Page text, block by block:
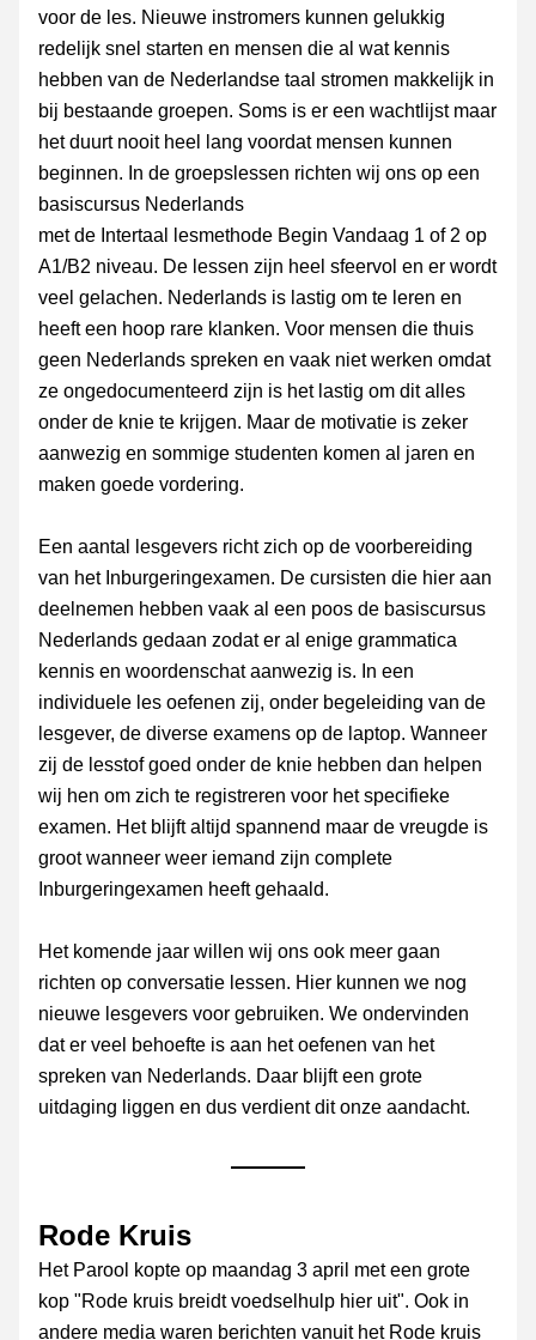
voor de les. Nieuwe instromers kunnen gelukkig
redelijk snel starten en mensen die al wat kennis
hebben van de Nederlandse taal stromen makkelijk in
bij bestaande groepen. Soms is er een wachtlijst maar
het duurt nooit heel lang voordat mensen kunnen
beginnen. In de groepslessen richten wij ons op een
basiscursus Nederlands
met de Intertaal lesmethode Begin Vandaag 1 of 2 op
A1/B2 niveau. De lessen zijn heel sfeervol en er wordt
veel gelachen. Nederlands is lastig om te leren en
heeft een hoop rare klanken. Voor mensen die thuis
geen Nederlands spreken en vaak niet werken omdat
ze ongedocumenteerd zijn is het lastig om dit alles
onder de knie te krijgen. Maar de motivatie is zeker
aanwezig en sommige studenten komen al jaren en
maken goede vordering.
Een aantal lesgevers richt zich op de voorbereiding
van het Inburgeringexamen. De cursisten die hier aan
deelnemen hebben vaak al een poos de basiscursus
Nederlands gedaan zodat er al enige grammatica
kennis en woordenschat aanwezig is. In een
individuele les oefenen zij, onder begeleiding van de
lesgever, de diverse examens op de laptop. Wanneer
zij de lesstof goed onder de knie hebben dan helpen
wij hen om zich te registreren voor het specifieke
examen. Het blijft altijd spannend maar de vreugde is
groot wanneer weer iemand zijn complete
Inburgeringexamen heeft gehaald.
Het komende jaar willen wij ons ook meer gaan
richten op conversatie lessen. Hier kunnen we nog
nieuwe lesgevers voor gebruiken. We ondervinden
dat er veel behoefte is aan het oefenen van het
spreken van Nederlands. Daar blijft een grote
uitdaging liggen en dus verdient dit onze aandacht.
Rode Kruis
Het Parool kopte op maandag 3 april met een grote
kop "Rode kruis breidt voedselhulp hier uit". Ook in
andere media waren berichten vanuit het Rode kruis